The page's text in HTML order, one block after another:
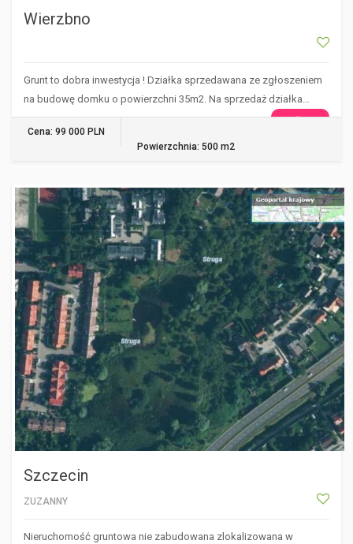
Wierzbno
Grunt to dobra inwestycja ! Działka sprzedawana ze zgłoszeniem
na budowę domku o powierzchni 35m2. Na sprzedaż działka…
WIĘCEJ
Cena: 99 000 PLN
Powierzchnia: 500 m2
SZCZECIN
Szczecin
ZUZANNY
Nieruchomość gruntowa nie zabudowana zlokalizowana w